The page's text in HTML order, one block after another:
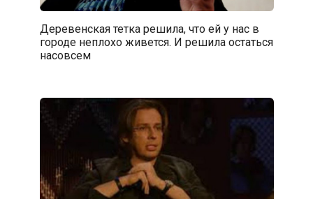
Деревенская тетка решила, что ей у нас в
городе неплохо живется. И решила остаться
насовсем